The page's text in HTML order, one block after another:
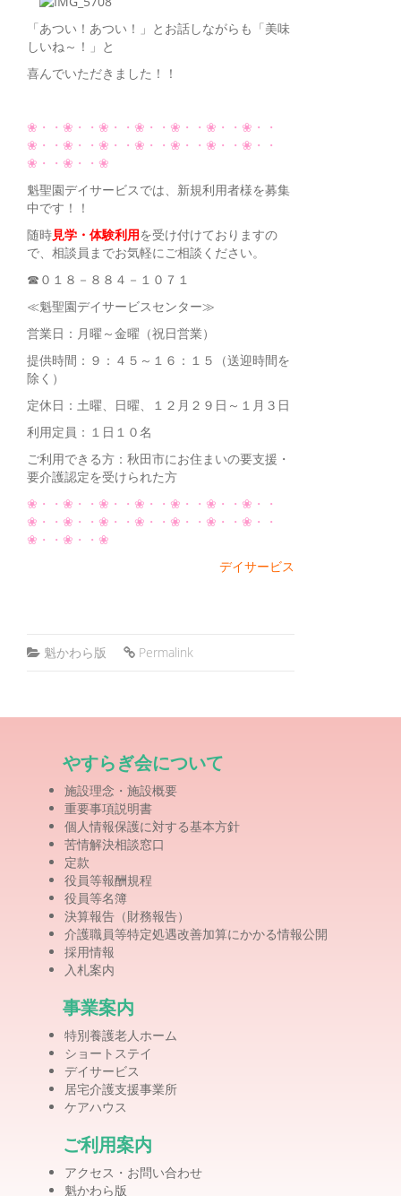
「あつい！あつい！」とお話しながらも「美味
しいね～！」と
喜んでいただきました！！
❀・・❀・・❀・・❀・・❀・・❀・・❀・・
❀・・❀・・❀・・❀・・❀・・❀・・❀・・
❀・・❀・・❀
魁聖園デイサービスでは、新規利用者様を募集
中です！！
随時見学・体験利用を受け付けておりますの
で、相談員までお気軽にご相談ください。
☎０１８－８８４－１０７１
≪魁聖園デイサービスセンター≫
営業日：月曜～金曜（祝日営業）
提供時間：９：４５～１６：１５（送迎時間を
除く）
定休日：土曜、日曜、１２月２９日～１月３日
利用定員：１日１０名
ご利用できる方：秋田市にお住まいの要支援・
要介護認定を受けられた方
❀・・❀・・❀・・❀・・❀・・❀・・❀・・
❀・・❀・・❀・・❀・・❀・・❀・・❀・・
❀・・❀・・❀
デイサービス
魁かわら版 Permalink
やすらぎ会について
施設理念・施設概要
重要事項説明書
個人情報保護に対する基本方針
苦情解決相談窓口
定款
役員等報酬規程
役員等名簿
決算報告（財務報告）
介護職員等特定処遇改善加算にかかる情報公開
採用情報
入札案内
事業案内
特別養護老人ホーム
ショートステイ
デイサービス
居宅介護支援事業所
ケアハウス
ご利用案内
アクセス・お問い合わせ
魁かわら版